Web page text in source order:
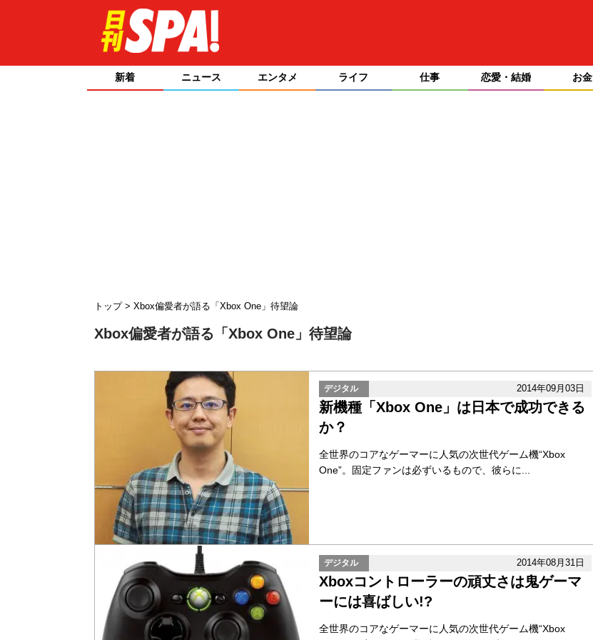
新着 ニュース エンタメ ライフ 仕事 恋愛・結婚 お金
トップ Xbox偏愛者が語る「Xbox One」待望論
Xbox偏愛者が語る「Xbox One」待望論
デジタル 2014年09月03日
新機種「Xbox One」は日本で成功できる
か？
全世界のコアなゲーマーに人気の次世代ゲーム機“Xbox
One”。固定ファンは必ずいるもので、彼らに...
デジタル 2014年08月31日
Xboxコントローラーの頑丈さは鬼ゲーマ
ーには喜ばしい!?
全世界のコアなゲーマーに人気の次世代ゲーム機“Xbox